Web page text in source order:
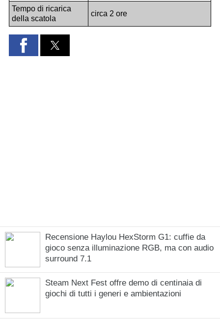
Recensione Haylou HexStorm G1: cuffie da
gioco senza illuminazione RGB, ma con audio
surround 7.1
Steam Next Fest offre demo di centinaia di
giochi di tutti i generi e ambientazioni